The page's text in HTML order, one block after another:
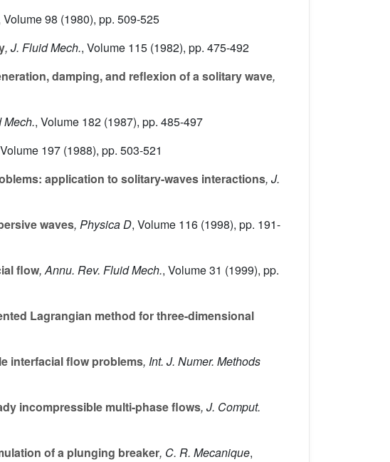
Volume 98 (1980), pp. 509-525
, J. Fluid Mech., Volume 115 (1982), pp. 475-492
damping, and reflexion of a solitary wave,
Mech., Volume 182 (1987), pp. 485-497
197 (1988), pp. 503-521
application to solitary-waves interactions, J.
waves, Physica D, Volume 116 (1998), pp. 191-
flow, Annu. Rev. Fluid Mech., Volume 31 (1999), pp.
Lagrangian method for three-dimensional
interfacial flow problems, Int. J. Numer. Methods
incompressible multi-phase flows, J. Comput.
of a plunging breaker, C. R. Mecanique,